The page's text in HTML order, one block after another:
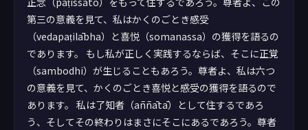
第三の意義を見て、私はかくのごとき感受
（vedapaṭilābha）と喜悦（somanassa）の獲得を語るの
であります。 もし私が正しく実践するならば、そこに正覚
（sambodhi）が生じることもあろう。尊者よ、私は六つ
の意義を見て、かくのごとき喜悦と感受の獲得を語るので
あります。 私は了知者（aññātā）として住するであろ
う、そしてその終わりはまさにそこにあるであろう。尊者